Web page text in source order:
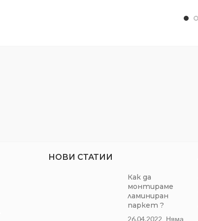
НОВИ СТАТИИ
Как да
монтираме
ламиниран
паркет ?
26.04.2022 Няма